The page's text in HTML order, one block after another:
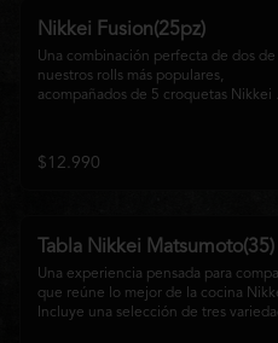
Nikkei Fusion(25pz)
Una combinación perfecta de dos de
nuestros rolls más populares,
acompañados de 5 croquetas Nikkei
cremosa salsa de la casa. Una tabla
reúne diferentes texturas y sabores,
$12.990
Tabla Nikkei Matsumoto(35)
Una experiencia pensada para
que reúne lo mejor de la cocina
Incluye una selección de tres